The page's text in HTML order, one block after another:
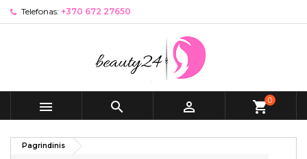
Telefonas: +370 672 27650
   shopping_cart0
Pagrindinis